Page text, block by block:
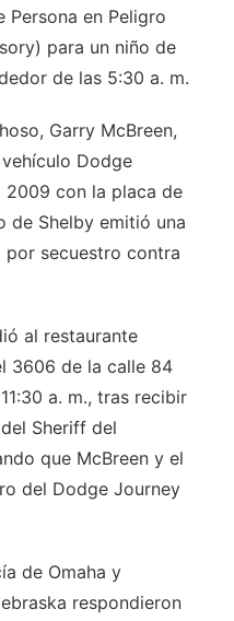
Persona en Peligro
para un niño de
de las 5:30 a. m.
Garry McBreen,
Dodge
con la placa de
de Shelby emitió una
secuestro contra
al restaurante
3606 de la calle 84
a. m., tras recibir
Sheriff del
que McBreen y el
del Dodge Journey
de Omaha y
respondieron